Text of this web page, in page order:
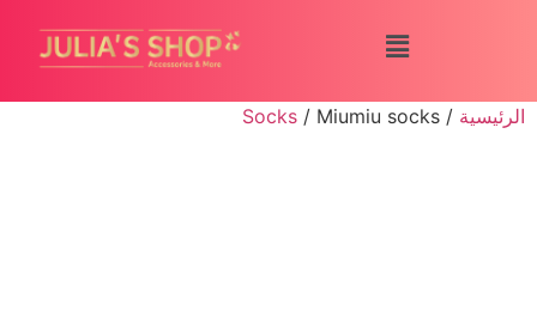
الرئيسية /
Socks / Miumiu socks